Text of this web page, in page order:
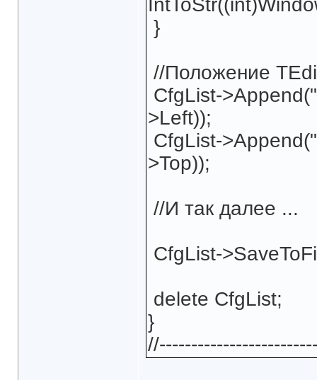
}
//Положение
CfgList-
>Left));
CfgList-
>Top));
//И так далее ...
CfgList-
delete CfgList;
}